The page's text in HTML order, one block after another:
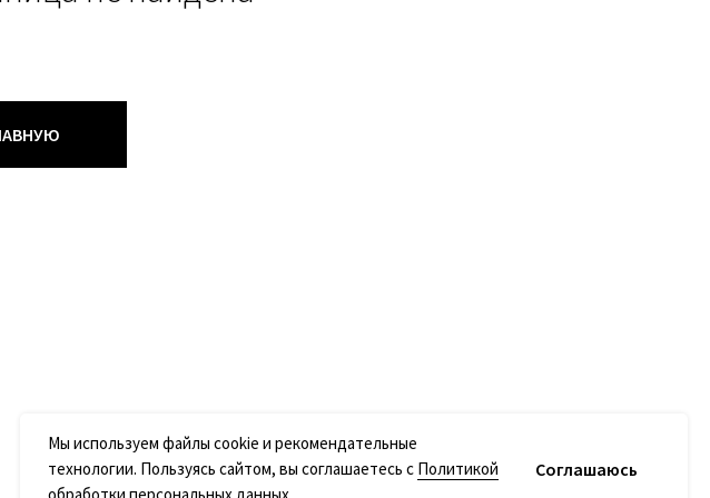
Мы используем файлы cookie и рекомендательные
технологии. Пользуясь сайтом, вы соглашаетесь с Политикой
Соглашаюсь